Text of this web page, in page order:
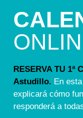
RESERVA TU 1ª
Astudillo. En
explicará cómo
responderá a